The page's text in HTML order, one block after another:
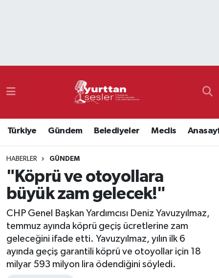
Türkiye Gündem Belediyeler Meclis
HABERLER GÜNDEM
"Köprü ve otoyollara
büyük zam gelecek!"
CHP Genel Başkan Yardımcısı Deniz Yavuzyılmaz,
temmuz ayında köprü geçiş ücretlerine zam
geleceğini ifade etti. Yavuzyılmaz, yılın ilk 6
ayında geçiş garantili köprü ve otoyollar için 18
milyar 593 milyon lira ödendiğini söyledi.
Namaz Vakitleri
Süper Lig Puan Durumu ve Fikstür
Tüm Manşetler
Son Dakika Haberleri
Haber Arşivi